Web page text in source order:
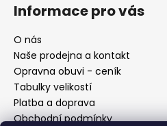
Informace pro vás
O nás
Naše prodejna a kontakt
Opravna obuvi - ceník
Tabulky velikostí
Platba a doprava
Obchodní podmínky